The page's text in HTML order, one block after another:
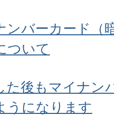
ンバーカード（
ついて
た後もマイナン
うになります